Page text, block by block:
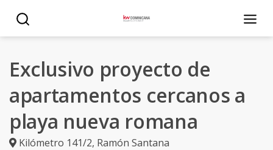
Exclusivo proyecto de
apartamentos cercanos a
playa nueva romana
Kilómetro 141/2, Ramón Santana